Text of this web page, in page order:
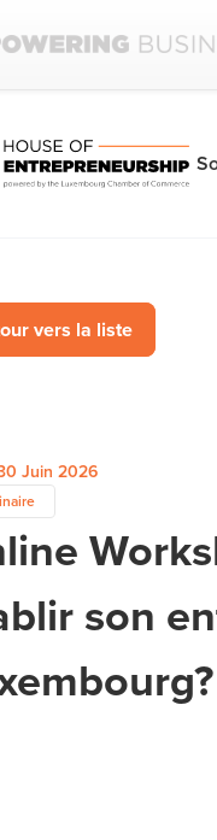
vers la liste
Juin 2026
son